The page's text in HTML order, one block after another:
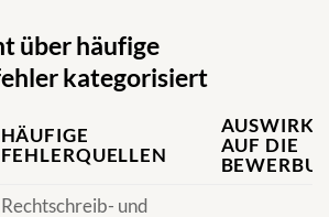
über häufige
kategorisiert
HÄUFIGE
FEHLERQUELLEN
AUF DIE
Rechtschreib- und